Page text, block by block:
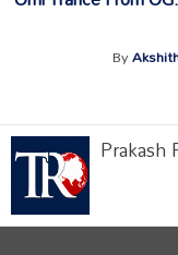
By
Prakash